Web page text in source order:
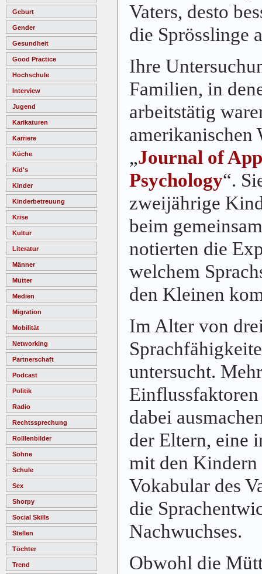
Geburt
Gender
Gesundheit
Good Practice
Hochschule
Interview
Jugend
Karikaturen
Karriere
Küche
Kid's
Kinder
Kinderbetreuung
Krise
Kultur
Literatur
Männer
Mütter
Medien
Migration
Mobilität
Networking
Partnerschaft
Podcast
Politik
Radio
Rechtssprechung
Rolllenbilder
Söhne
Schule
Sex
Shorpy
Social Skills
Stellen
Töchter
Trend
Vaters, desto
die Sprösslinge
Ihre
Familien, in
arbeitstätig
amerikanischen
„Journal of
Psychology“.
zweijährige
beim
notierten die
welchem
den Kleinen
Im Alter von
untersucht.
dabei
der Eltern, eine
mit den Kindern
Vokabular des
die
Nachwuchses.
Obwohl die